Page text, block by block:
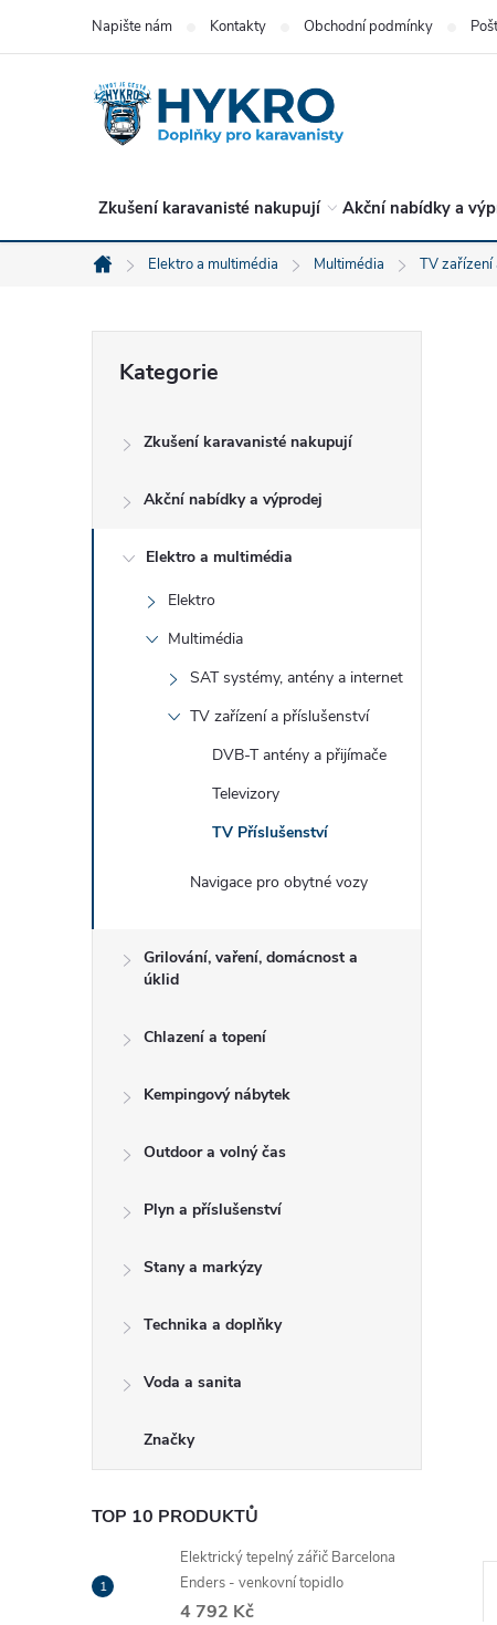
Napište nám Kontakty Obchodní podmínky
Zkušení karavanisté nakupují Akční nabídky a
Domů
Elektro a multimédia Multimédia TV zařízení
t
kategorie
Kategorie
Zkušení karavanisté nakupují
Akční nabídky a výprodej
Elektro a multimédia
Elektro
Multimédia
SAT systémy, antény a internet
TV zařízení a příslušenství
DVB-T antény a přijímače
Televizory
TV Příslušenství
Navigace pro obytné vozy
Grilování, vaření, domácnost a
úklid
Chlazení a topení
Kempingový nábytek
Outdoor a volný čas
Plyn a příslušenství
Stany a markýzy
Technika a doplňky
Voda a sanita
Značky
TOP 10 PRODUKTŮ
Elektrický tepelný zářič Barcelona
Enders - venkovní topidlo
4 792 Kč